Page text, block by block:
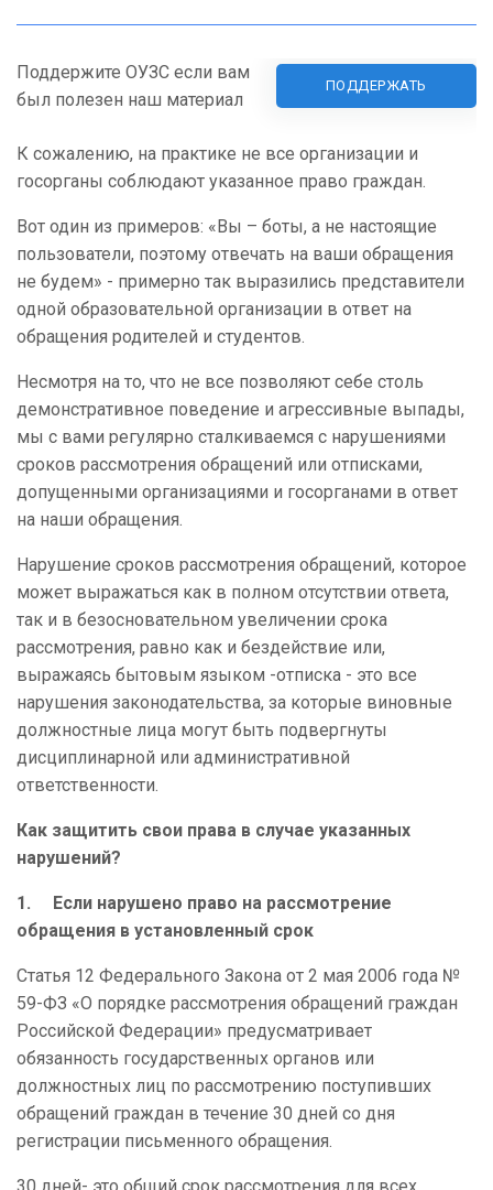
Поддержите ОУЗС если вам
был полезен наш материал
ПОДДЕРЖАТЬ
К сожалению, на практике не все организации и
госорганы соблюдают указанное право граждан.
Вот один из примеров: «Вы – боты, а не настоящие
пользователи, поэтому отвечать на ваши обращения
не будем» - примерно так выразились представители
одной образовательной организации в ответ на
обращения родителей и студентов.
Несмотря на то, что не все позволяют себе столь
демонстративное поведение и агрессивные выпады,
мы с вами регулярно сталкиваемся с нарушениями
сроков рассмотрения обращений или отписками,
допущенными организациями и госорганами в ответ
на наши обращения.
Нарушение сроков рассмотрения обращений, которое
может выражаться как в полном отсутствии ответа,
так и в безосновательном увеличении срока
рассмотрения, равно как и бездействие или,
выражаясь бытовым языком -отписка - это все
нарушения законодательства, за которые виновные
должностные лица могут быть подвергнуты
дисциплинарной или административной
ответственности.
Как защитить свои права в случае указанных
нарушений?
1. Если нарушено право на рассмотрение
обращения в установленный срок
Статья 12 Федерального Закона от 2 мая 2006 года №
59-ФЗ «О порядке рассмотрения обращений граждан
Российской Федерации» предусматривает
обязанность государственных органов или
должностных лиц по рассмотрению поступивших
обращений граждан в течение 30 дней со дня
регистрации письменного обращения.